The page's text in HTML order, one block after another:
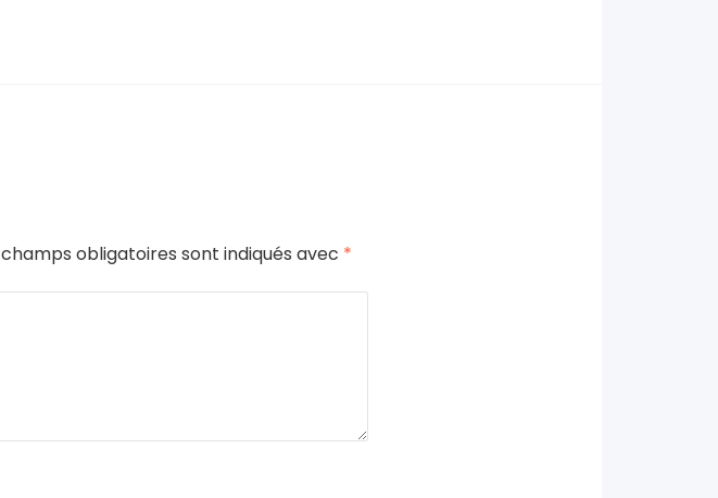
champs obligatoires sont indiqués avec *